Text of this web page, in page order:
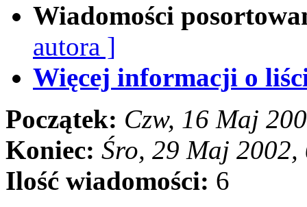
Wiadomości
autora ]
Więcej informacji o
Początek: Czw, 16 Maj
Koniec: Śro, 29 Maj
Ilość wiadomości: 6